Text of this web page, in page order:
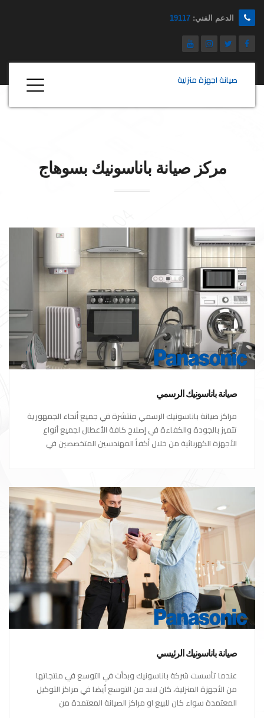
الدعم الفني: 19117
صيانة اجهزة منزلية
مركز صيانةباناسونيك بسوهاج
صيانة باناسونيك الرسمي
مراكز صيانة باناسونيك الرسمي منتشرة في جميع أنحاء الجمهورية
تتميز بالجودة والكفاءة في إصلاح كافة الأعطال لجميع أنواع
الأجهزة الكهربائية من خلال أكفأ المهندسين المتخصصين في
صيانة باناسونيك الرئيسي
عندما تأسست شركة باناسونيك وبدأت في التوسع في منتجاتها
من الأجهزة المنزلية، كان لابد من التوسع أيضا في مراكز التوكيل
المعتمدة سواء كان للبيع او مراكز الصيانة المعتمدة من